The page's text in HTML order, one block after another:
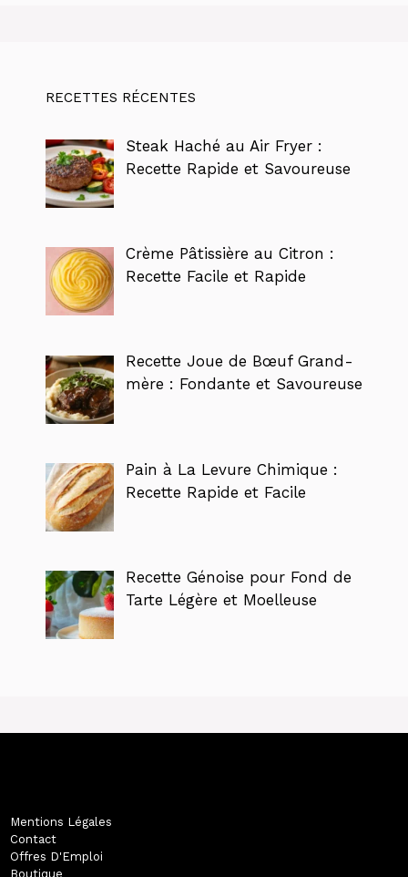
RECETTES RÉCENTES
Steak Haché au Air Fryer :
Recette Rapide et Savoureuse
Crème Pâtissière au Citron :
Recette Facile et Rapide
Recette Joue de Bœuf Grand-
mère : Fondante et Savoureuse
Pain à La Levure Chimique :
Recette Rapide et Facile
Recette Génoise pour Fond de
Tarte Légère et Moelleuse
Mentions Légales
Contact
Offres D'Emploi
Boutique